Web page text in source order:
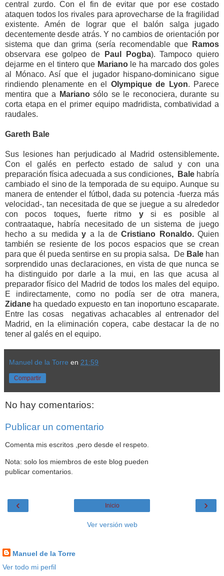
central zurdo. Con el fin de evitar que por ese costado
ataquen todos los rivales para aprovecharse de la fragilidad
existente. Amén de lograr que el balón salga jugado
decentemente desde atrás. Y no cambios de orientación por
sistema que dan grima (sería recomendable que
Ramos
observara ese golpeo de
Paul Pogba). Tampoco quiero
dejarme en el tintero que Marianole ha marcado dos goles
al Mónaco. Así que el jugador hispano-dominicano sigue
rindiendo plenamente en el Olympique de Lyon. Parece
mentira que a
Marianosólo se le reconociera, durante su
corta etapa en el primer equipo madridista, combatividad a
raudales.
Gareth Bale
Sus lesiones han perjudicado al Madrid ostensiblemente.
Con
el galés en perfecto estado de salud y con una
preparación física adecuada a sus condiciones, Bale habría
cambiado el sino de la temporada de su equipo. Aunque su
manera de entender el fútbol, dada su potencia -fuerza más
velocidad-, tan necesitada de que se juegue a su alrededor
con pocos toques,fuerte ritmo ysi es posible al
contraataque, habría necesitado de un sistema de juego
hecho a su medida y a la deCristiano Ronaldo. Quien
también se resiente de los pocos espacios que se crean
para que él pueda sentirse en su propia salsa. DeBale han
sorprendido unas declaraciones, en vista de que nunca se
ha distinguido por darle a la mui, en las que acusa al
preparador físico del Madrid de todos los males del equipo.
E indirectamente, como no podía ser de otra manera,
Zidane ha quedado expuesto en tan inoportuno escaparate.
Entre las cosas negativas achacables al entrenador del
Madrid, en la eliminación copera, cabe destacar la de no
tener al galés en el equipo.
Manuel de la Torre en 21:59
Compartir
No hay comentarios:
Publicar un comentario
Comenta mis escritos ,pero desde el respeto.
Nota: solo los miembros de este blog pueden
publicar comentarios.
‹ ›
Inicio
Ver versión web
Manuel de la Torre
Ver todo mi perfil